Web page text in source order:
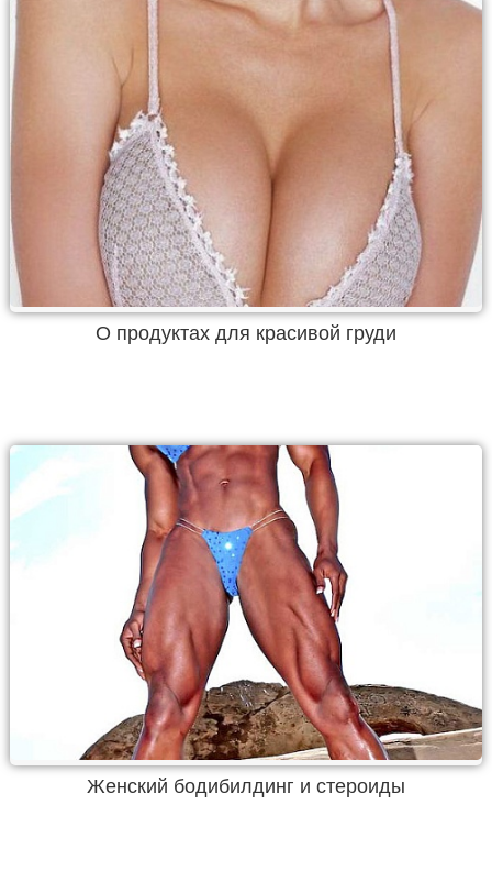
О продуктах для красивой груди
Женский бодибилдинг и стероиды